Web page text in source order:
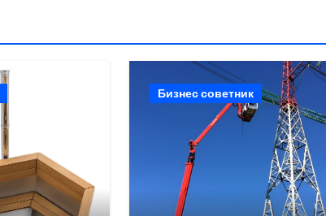
Бизнес советник